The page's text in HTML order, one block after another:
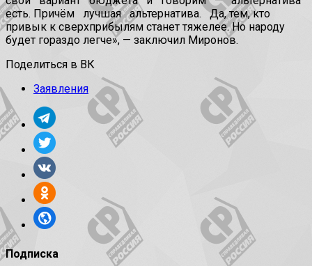
есть. Причём лучшая альтернатива. Да, тем, кто
привык к сверхприбылям станет тяжелее. Но народу
будет гораздо легче», — заключил Миронов.
Поделиться в ВК
Заявления
Подписка